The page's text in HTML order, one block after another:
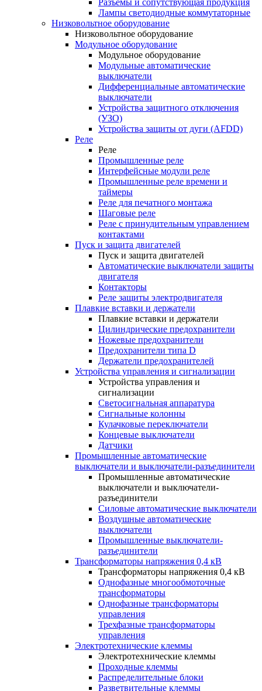
Разъемы и сопутствующая продукция
Лампы светодиодные коммутаторные
Низковольтное оборудование
Низковольтное оборудование
Модульное оборудование
Модульное оборудование
Модульные автоматические
выключатели
Дифференциальные автоматические
выключатели
Устройства защитного отключения
(УЗО)
Устройства защиты от дуги (AFDD)
Реле
Реле
Промышленные реле
Интерфейсные модули реле
Промышленные реле времени и
таймеры
Реле для печатного монтажа
Шаговые реле
Реле с принудительным управлением
контактами
Пуск и защита двигателей
Пуск и защита двигателей
Автоматические выключатели защиты
двигателя
Контакторы
Реле защиты электродвигателя
Плавкие вставки и держатели
Плавкие вставки и держатели
Цилиндрические предохранители
Ножевые предохранители
Предохранители типа D
Держатели предохранителей
Устройства управления и сигнализации
Устройства управления и
сигнализации
Светосигнальная аппаратура
Сигнальные колонны
Кулачковые переключатели
Концевые выключатели
Датчики
Промышленные автоматические
выключатели и выключатели-разъединители
Промышленные автоматические
выключатели и выключатели-
разъединители
Силовые автоматические выключатели
Воздушные автоматические
выключатели
Промышленные выключатели-
разъединители
Трансформаторы напряжения 0,4 кВ
Трансформаторы напряжения 0,4 кВ
Однофазные многообмоточные
трансформаторы
Однофазные трансформаторы
управления
Трехфазные трансформаторы
управления
Электротехнические клеммы
Электротехнические клеммы
Проходные клеммы
Распределительные блоки
Разветвительные клеммы